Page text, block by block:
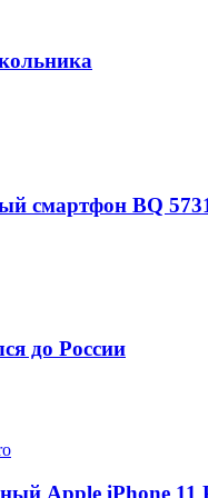
смартфон BQ
до России
Apple iPhone 11